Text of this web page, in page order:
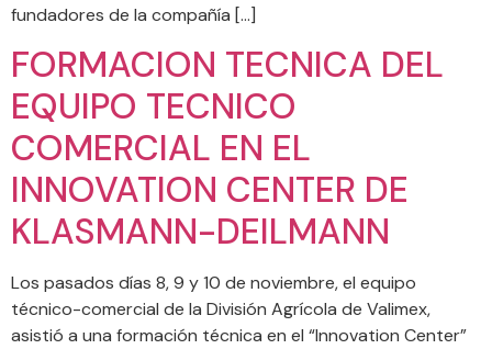
fundadores de la compañía […]
FORMACION TECNICA DEL
EQUIPO TECNICO
COMERCIAL EN EL
INNOVATION CENTER DE
KLASMANN-DEILMANN
Los pasados días 8, 9 y 10 de noviembre, el equipo
técnico-comercial de la División Agrícola de Valimex,
asistió a una formación técnica en el “Innovation Center”